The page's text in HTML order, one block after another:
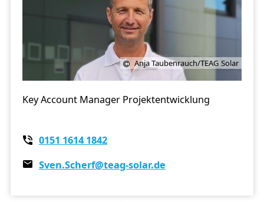
Anja Taubenrauch/TEAG Solar
Key Account Manager Projektentwicklung
0151 1614 1842
Sven.Scherf@teag-solar.de